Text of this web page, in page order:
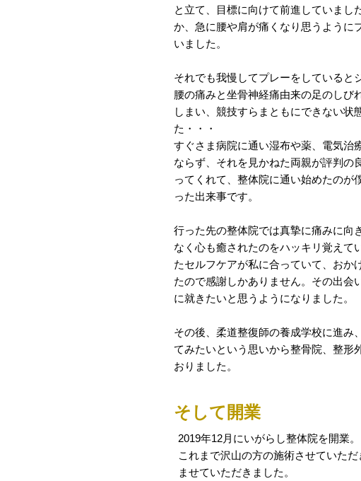
と立て、目標に向けて前進していまし
か、急に腰や肩が痛くなり思うように
いました。
それでも我慢してプレーをしていると
腰の痛みと坐骨神経痛由来の足のしび
しまい、 競技すらまともにできない状
た・・・
すぐさま病院に通い湿布や薬、電気治
ならず、それを見かねた両親が評判の
ってくれて、整体院に通い始めたのが
った出来事です。
行った先の整体院では真摯に痛みに向
なく心も癒されたのをハッキリ覚えて
たセルフケアが私に合っていて、 おか
たので感謝しかありません。 その出会
に就きたいと思うようになりました。
その後、柔道整復師の養成学校に進み
てみたいという思いから整骨院、整形
おりました。
そして開業
2019年12月にいがらし整体院を開業。
これまで沢山の方の施術させていた
ませていただきました。